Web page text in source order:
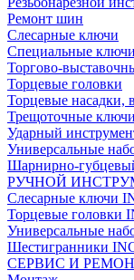
Ремонт шин
Слесарные ключи
Специальные ключи
Торгово-
Торцевые головки
Торцевые насадки,
Трещоточные ключи
Ударный
Универсальные
Шарнирно-
РУЧНОЙ
Слесарные ключи
Торцевые головки
Универсальные
Шестигранники
СЕРВИС И